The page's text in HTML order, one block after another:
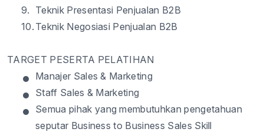
9. Teknik Presentasi Penjualan B2B
10. Teknik Negosiasi Penjualan B2B
TARGET PESERTA PELATIHAN
• Manajer Sales & Marketing
• Staff Sales & Marketing
• Semua pihak yangmembutuhkan pengetahuan
seputar Business to Business Sales Skill